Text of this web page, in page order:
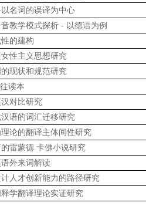
名词的误译为中心
教学模式探析 - 以德语为例
的建构
性主义思想研究
现状和规范研究
读本
对比研究
语的词汇迁移研究
论的翻译主体间性研究
雷蒙德.卡佛小说研究
外来词解读
人才创新能力的路径研究
学翻译理论实证研究